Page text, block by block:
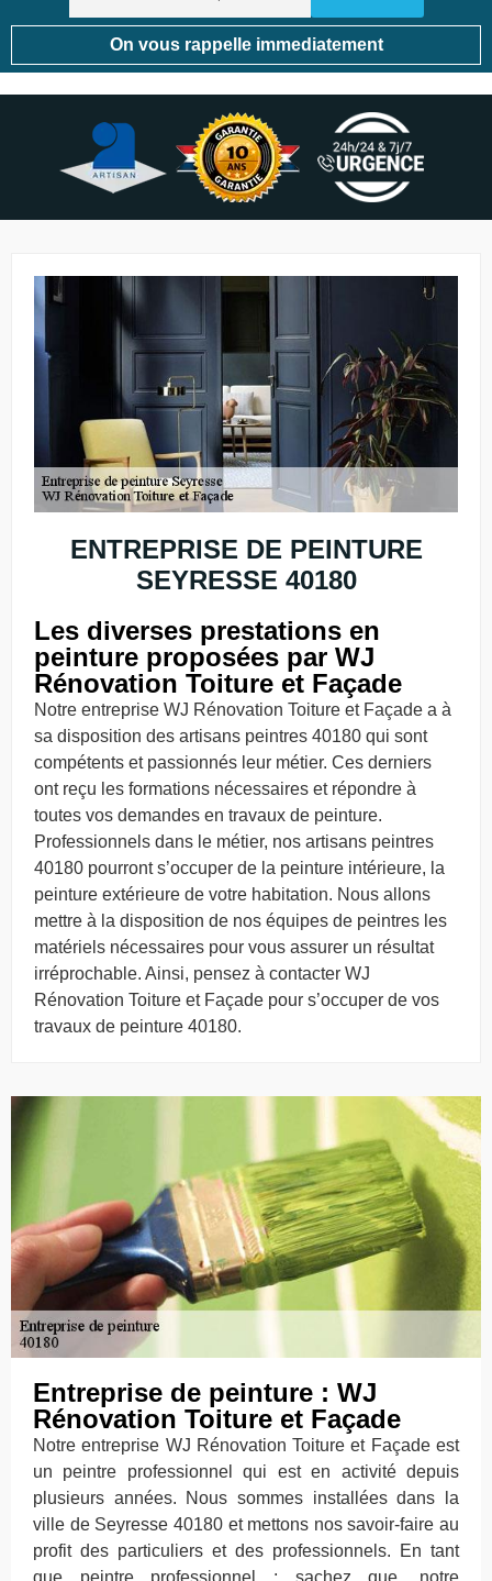
On vous rappelle immediatement
ENTREPRISE DE PEINTURE
SEYRESSE 40180
Les diverses prestations en
peinture proposées par WJ
Rénovation Toiture et Façade
Notre entreprise WJ Rénovation Toiture et Façade a à
sa disposition des artisans peintres 40180 qui sont
compétents et passionnés leur métier. Ces derniers
ont reçu les formations nécessaires et répondre à
toutes vos demandes en travaux de peinture.
Professionnels dans le métier, nos artisans peintres
40180 pourront s’occuper de la peinture intérieure, la
peinture extérieure de votre habitation. Nous allons
mettre à la disposition de nos équipes de peintres les
matériels nécessaires pour vous assurer un résultat
irréprochable. Ainsi, pensez à contacter WJ
Rénovation Toiture et Façade pour s’occuper de vos
travaux de peinture 40180.
Entreprise de peinture : WJ
Rénovation Toiture et Façade
Notre entreprise WJ Rénovation Toiture et Façade est
un peintre professionnel qui est en activité depuis
plusieurs années. Nous sommes installées dans la
ville de Seyresse 40180 et mettons nos savoir-faire au
profit des particuliers et des professionnels. En tant
que peintre professionnel ; sachez que, notre